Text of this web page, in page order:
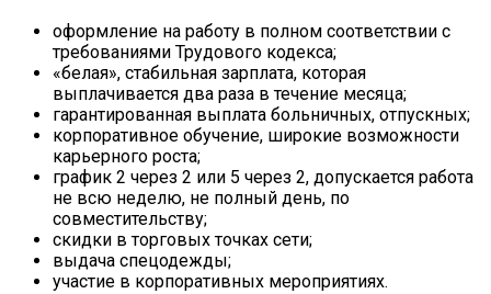
оформление на работу в полном соответствии с
требованиями Трудового кодекса;
«белая», стабильная зарплата, которая
выплачивается два раза в течение месяца;
гарантированная выплата больничных, отпускных;
корпоративное обучение, широкие возможности
карьерного роста;
график 2 через 2 или 5 через 2, допускается работа
не всю неделю, не полный день, по
совместительству;
скидки в торговых точках сети;
выдача спецодежды;
участие в корпоративных мероприятиях.